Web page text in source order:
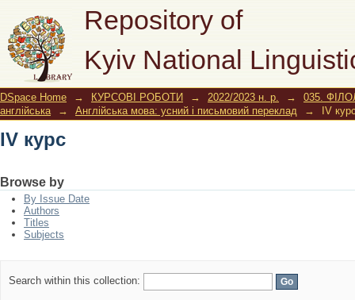
Repository of
Kyiv National
IV курс
DSpace Home → КУРСОВІ РОБОТИ → 2022/2023 н. р. →
035.
англійська
→ Англійська мова: усний і письмовий переклад → IV
IV курс
Browse by
By Issue Date
Authors
Titles
Subjects
Search within this collection: